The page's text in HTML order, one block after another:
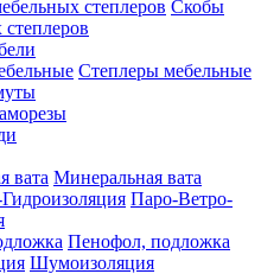
Скобы
Степлеры мебельные
Минеральная вата
Паро-Ветро-
Пенофол, подложка
Шумоизоляция